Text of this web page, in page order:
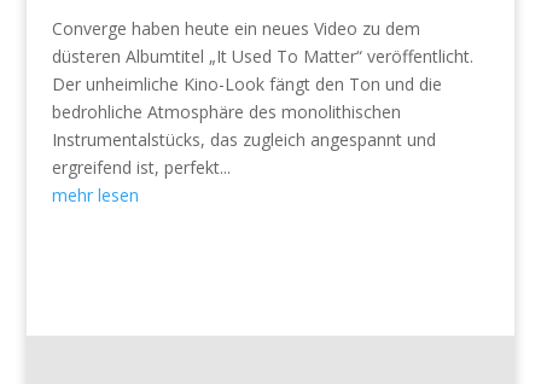
Converge haben heute ein neues Video zu dem
düsteren Albumtitel „It Used To Matter“ veröffentlicht.
Der unheimliche Kino-Look fängt den Ton und die
bedrohliche Atmosphäre des monolithischen
Instrumentalstücks, das zugleich angespannt und
ergreifend ist, perfekt...
mehr lesen